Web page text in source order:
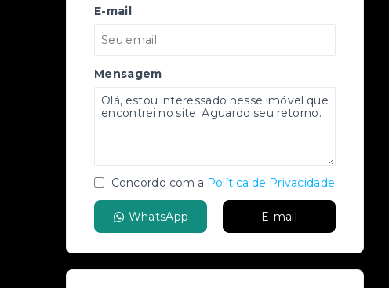
E-mail
Mensagem
Concordo com a Política de Privacidade
WhatsApp E-mail